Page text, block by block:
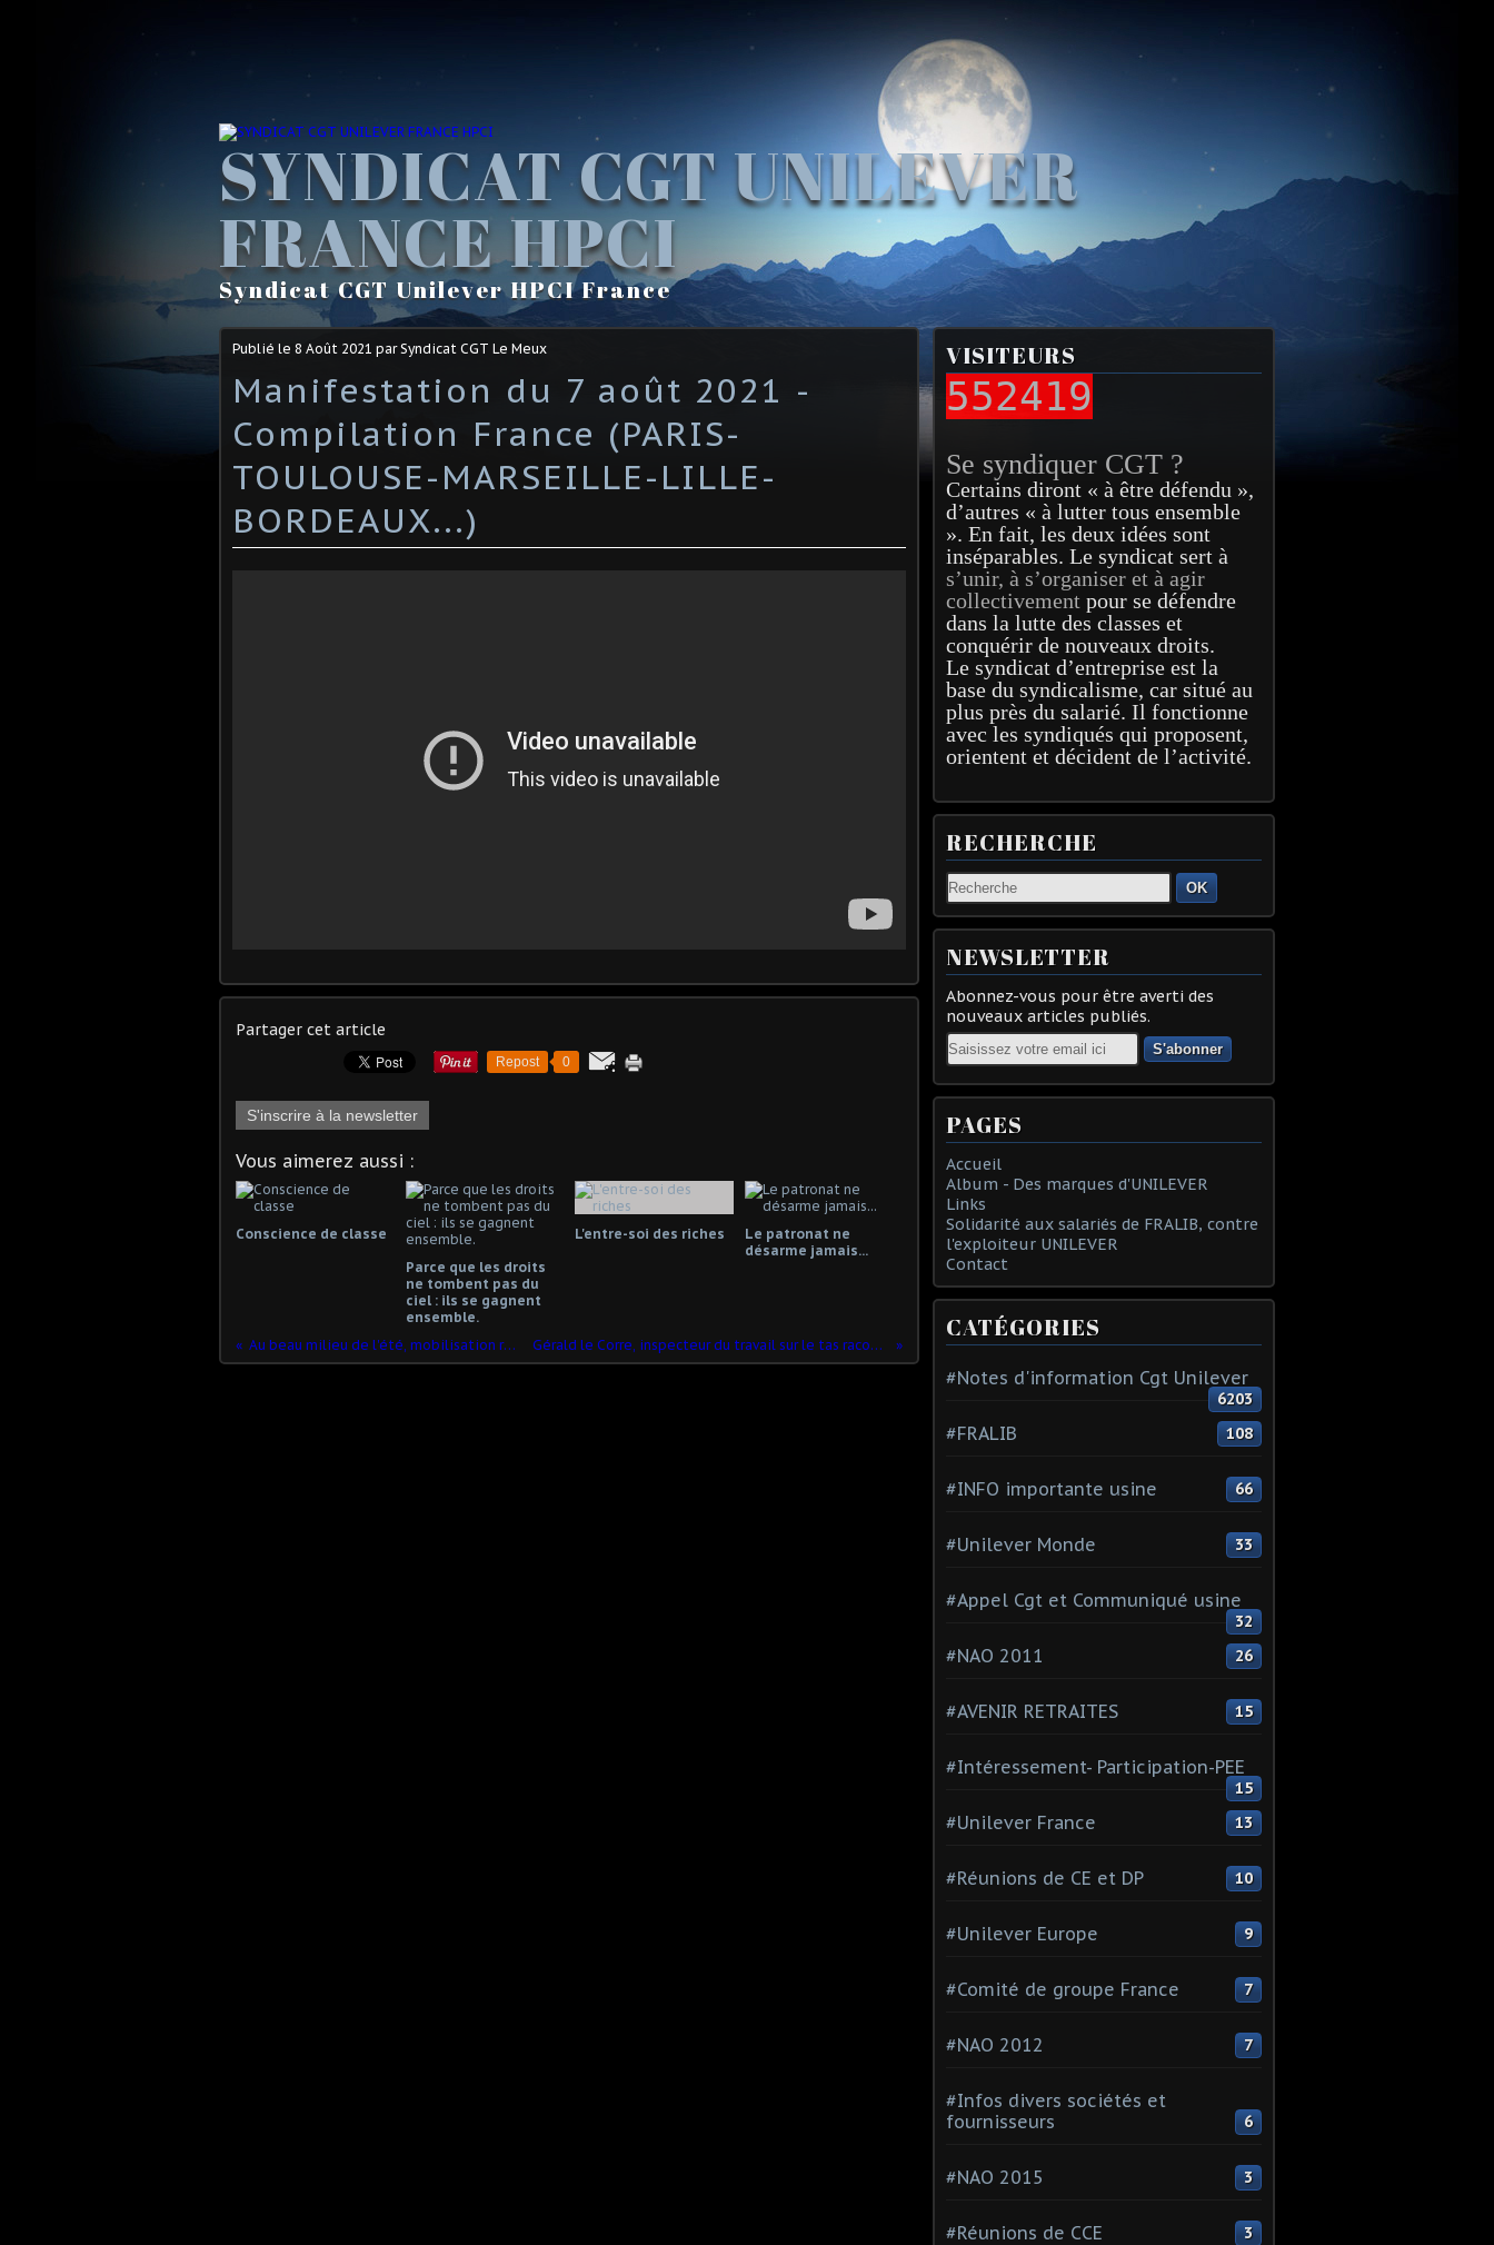
SYNDICAT CGT UNILEVER
FRANCE HPCI
Syndicat CGT Unilever HPCI France
Publié le 8 Août 2021 par Syndicat CGT Le Meux
Manifestation du 7 août 2021 -
Compilation France (PARIS-
TOULOUSE-MARSEILLE-LILLE-
BORDEAUX...)
Partager cet article
Repost 0
S'inscrire à la newsletter
Vous aimerez aussi :
Conscience de classe
Parce que les droits
ne tombent pas du
ciel : ils se gagnent
ensemble.
L'entre-soi des riches
Le patronat ne
désarme jamais...
Au beau milieu de l'été, mobilisation record des opposants au pass sanitaire Gérald le Corre, inspecteur du travail sur le tas raconte : « On laisse des travailleurs crever au boulot »
VISITEURS
552419
Se syndiquer CGT ?
Certains diront « à être défendu »,
d’autres « à lutter tous ensemble
». En fait, les deux idées sont
inséparables. Le syndicat sert à
s’unir, à s’organiser et à agir
collectivement pour se défendre
dans la lutte des classes et
conquérir de nouveaux droits.
Le syndicat d’entreprise est la
base du syndicalisme, car situé au
plus près du salarié. Il fonctionne
avec les syndiqués qui proposent,
orientent et décident de l’activité.
RECHERCHE
OK
NEWSLETTER
Abonnez-vous pour être averti des
nouveaux articles publiés.
Email
PAGES
Accueil
Album - Des marques d'UNILEVER
Links
Solidarité aux salariés de FRALIB, contre
l'exploiteur UNILEVER
Contact
CATÉGORIES
#Notes d'information Cgt Unilever
6203
#FRALIB 108
#INFO importante usine 66
#Unilever Monde 33
#Appel Cgt et Communiqué usine
32
#NAO 2011 26
#AVENIR RETRAITES 15
#Intéressement- Participation-PEE
15
#Unilever France 13
#Réunions de CE et DP 10
#Unilever Europe 9
#Comité de groupe France 7
#NAO 2012 7
#Infos divers sociétés et
fournisseurs
6
#NAO 2015 3
#Réunions de CCE 3